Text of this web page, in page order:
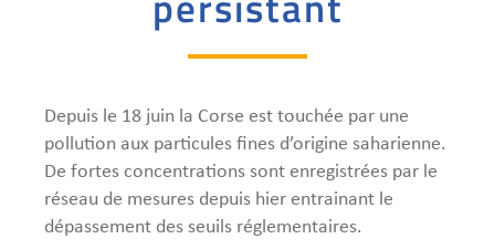
Depuis le 18 juin la Corse est touchée par une
pollution aux particules fines d’origine saharienne.
De fortes concentrations sont enregistrées par le
réseau de mesures depuis hier entrainant le
dépassement des seuils réglementaires.